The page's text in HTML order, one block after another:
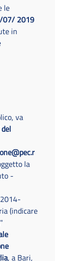
le
2019
in
va
la
-
2014-
(indicare
, a Bari,